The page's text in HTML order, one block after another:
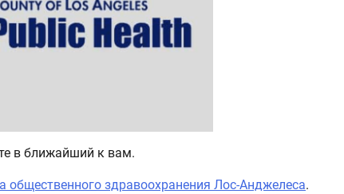
в ближайший к вам.
здравоохранения Лос-Анджелеса.